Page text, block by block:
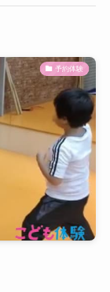
予約体験